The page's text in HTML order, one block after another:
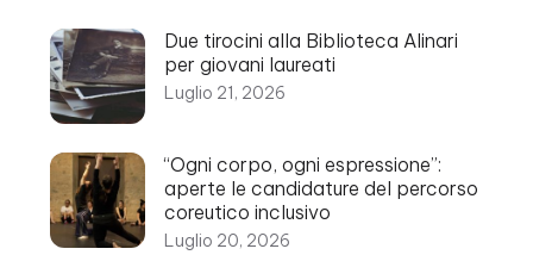
Due tirocini alla Biblioteca Alinari
per giovani laureati
Luglio 21, 2026
“Ogni corpo, ogni espressione”:
aperte le candidature del percorso
coreutico inclusivo
Luglio 20, 2026